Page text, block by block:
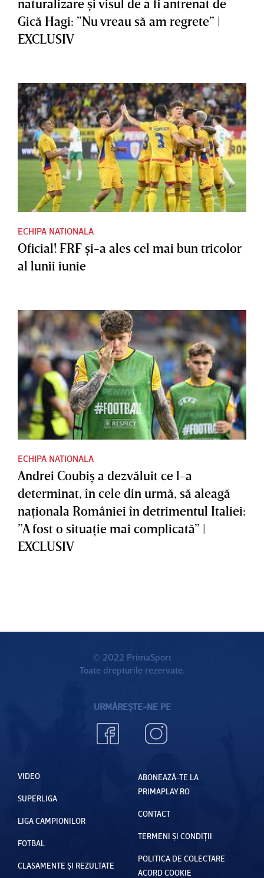
Gică Hagi: ”Nu vreau să am regrete” |
EXCLUSIV
ECHIPA NATIONALA
Oficial! FRF şi-a ales cel mai bun tricolor
al lunii iunie
ECHIPA NATIONALA
Andrei Coubiş a dezvăluit ce l-a
determinat, în cele din urmă, să aleagă
naţionala României în detrimentul Italiei:
”A fost o situaţie mai complicată” |
EXCLUSIV
© 2022 PrimaSport
Toate drepturile rezervate.
URMĂREȘTE-NE PE
VIDEO
SUPERLIGA
LIGA CAMPIONILOR
FOTBAL
CLASAMENTE ȘI REZULTATE
ABONEAZĂ-TE LA
PRIMAPLAY.RO
CONTACT
TERMENI ȘI CONDIȚII
POLITICA DE COLECTARE
ACORD COOKIE